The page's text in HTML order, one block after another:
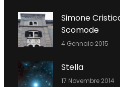
Simone
Scomode
4 Gennaio 2015
Stella
17 Novembre 2014